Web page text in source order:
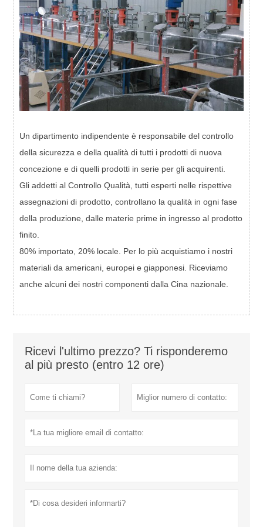
Un dipartimento indipendente è responsabile del controllo
della sicurezza e della qualità di tutti i prodotti di nuova
concezione e di quelli prodotti in serie per gli acquirenti.
Gli addetti al Controllo Qualità, tutti esperti nelle rispettive
assegnazioni di prodotto, controllano la qualità in ogni fase
della produzione, dalle materie prime in ingresso al prodotto
finito.
80% importato, 20% locale. Per lo più acquistiamo i nostri
materiali da americani, europei e giapponesi. Riceviamo
anche alcuni dei nostri componenti dalla Cina nazionale.
Ricevi l'ultimo prezzo? Ti risponderemo
al più presto (entro 12 ore)